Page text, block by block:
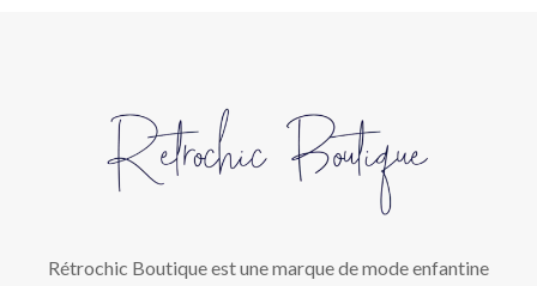
Rétrochic Boutique est une marque de mode enfantine